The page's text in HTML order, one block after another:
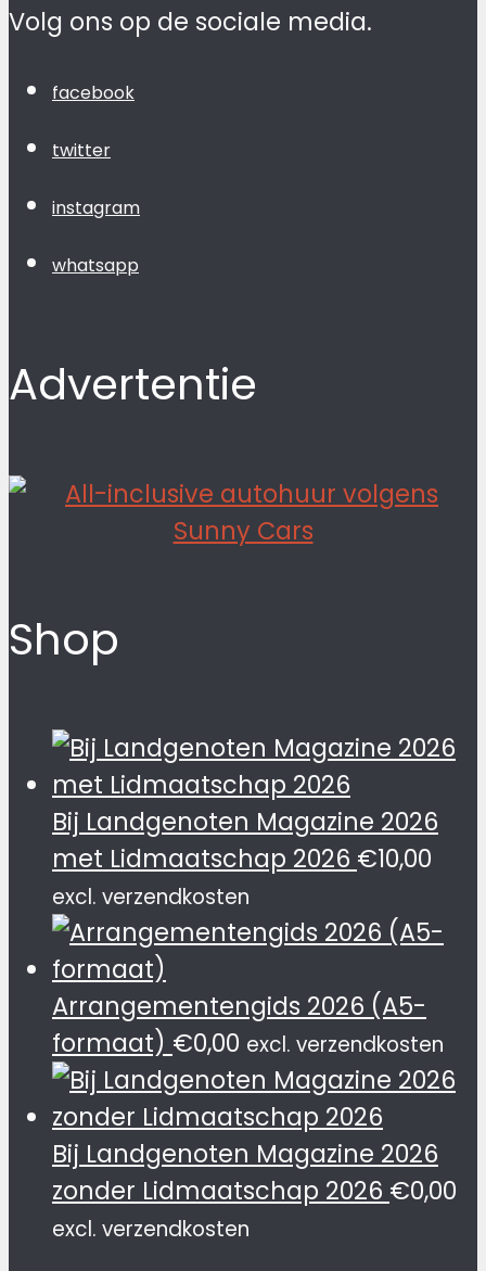
Volg ons op de sociale media.
facebook
twitter
instagram
whatsapp
Advertentie
Shop
Bij Landgenoten Magazine 2026
met Lidmaatschap 2026 €10,00
excl. verzendkosten
Arrangementengids 2026 (A5-
formaat) €0,00 excl. verzendkosten
Bij Landgenoten Magazine 2026
zonder Lidmaatschap 2026 €0,00
excl. verzendkosten